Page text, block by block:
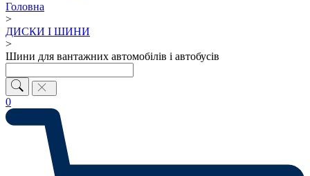
Головна
>
ДИСКИ І ШИНИ
>
Шини для вантажних автомобілів і автобусів
0